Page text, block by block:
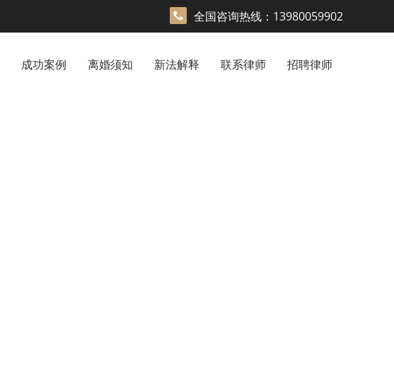
全国咨询热线：13980059902
成功案例 离婚须知 新法解释 联系律师 招聘律师